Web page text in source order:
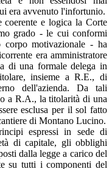
era avvenuto l'infortunio.
coerente e logica la Corte
grado - le cui conformi
corpo motivazionale - ha
era amministratore
di una formale delega in
insieme a R.E., di
dell'azienda. Da tali
a R.A., la titolarità di una
esclusa per il sol fatto
di Montano Lucino.
espressi in sede di
di capitale, gli obblighi
dalla legge a carico del
su tutti i componenti del